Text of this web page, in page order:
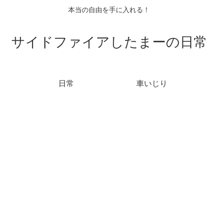
本当の自由を手に入れる！
サイドファイアしたまーの日常
日常 車いじり